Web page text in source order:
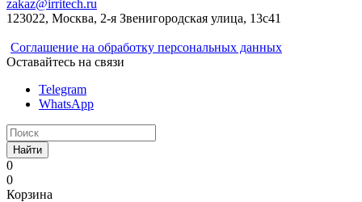
zakaz@irritech.ru
123022, Москва, 2-я Звенигородская улица, 13с41
Соглашение на обработку персональных данных
Оставайтесь на связи
Telegram
WhatsApp
Найти
0
0
Корзина